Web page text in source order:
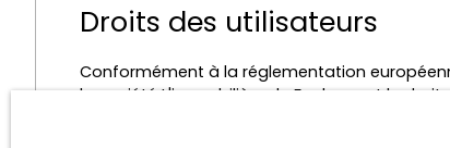
Droits des utilisateurs
Conformément à la réglementation
la société L'immobilière de Faches ont le